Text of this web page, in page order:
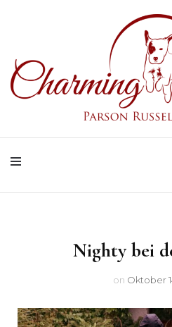
Charming
Nighty bei
on Oktober